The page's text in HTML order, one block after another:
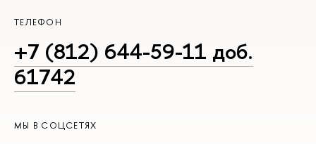
ТЕЛЕФОН
+7 (812) 644-59-11 доб.
61742
МЫ В СОЦСЕТЯХ